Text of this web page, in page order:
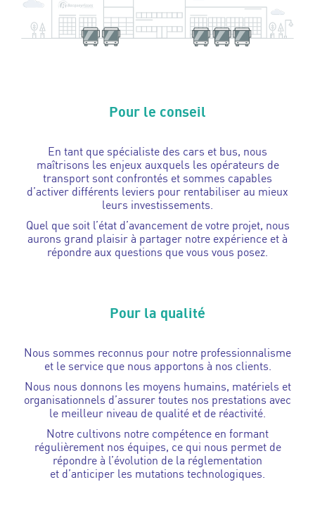
Pour le conseil
En tant que spécialiste des cars et bus, nous
maîtrisons les enjeux auxquels les opérateurs de
transport sont confrontés et sommes capables
d’activer différents leviers pour rentabiliser au mieux
leurs investissements.
Quel que soit l’état d’avancement de votre projet, nous
aurons grand plaisir à partager notre expérience et à
répondre aux questions que vous vous posez.
Pour la qualité
Nous sommes reconnus pour notre professionnalisme
et le service que nous apportons à nos clients.
Nous nous donnons les moyens humains, matériels et
organisationnels d’assurer toutes nos prestations avec
le meilleur niveau de qualité et de réactivité.
Notre cultivons notre compétence en formant
régulièrement nos équipes, ce qui nous permet de
répondre à l’évolution de la réglementation
et d’anticiper les mutations technologiques.